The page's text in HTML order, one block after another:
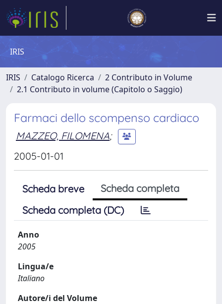
IRIS
IRIS Catalogo Ricerca
2 Contributo in Volume
2.1 Contributo in volume (Capitolo o Saggio)
Farmaci dello scompenso cardiaco
MAZZEO, FILOMENA;
2005-01-01
Scheda breve
Scheda completa
Scheda completa (DC)
Anno
2005
Lingua/e
Italiano
Autore/i del Volume